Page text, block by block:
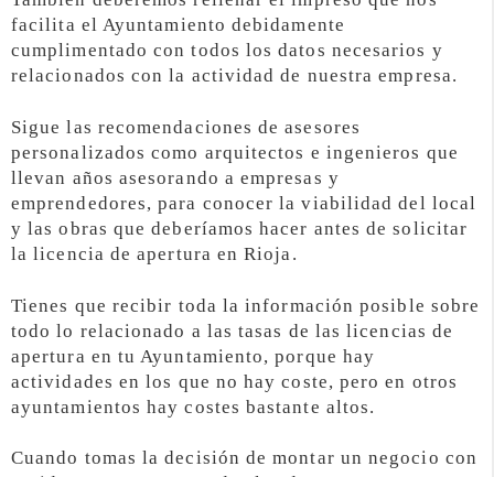
facilita el Ayuntamiento debidamente
cumplimentado con todos los datos necesarios y
relacionados con la actividad de nuestra empresa.
Sigue las recomendaciones de asesores
personalizados como arquitectos e ingenieros que
llevan años asesorando a empresas y
emprendedores, para conocer la viabilidad del local
y las obras que deberíamos hacer antes de solicitar
la licencia de apertura en Rioja.
Tienes que recibir toda la información posible sobre
todo lo relacionado a las tasas de las licencias de
apertura en tu Ayuntamiento, porque hay
actividades en los que no hay coste, pero en otros
ayuntamientos hay costes bastante altos.
Cuando tomas la decisión de montar un negocio con